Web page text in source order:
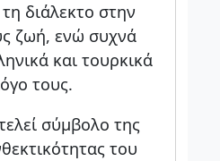
διάλεκτο στην
ζωή, ενώ συχνά
και τουρκικά
τους.
σύμβολο της
του